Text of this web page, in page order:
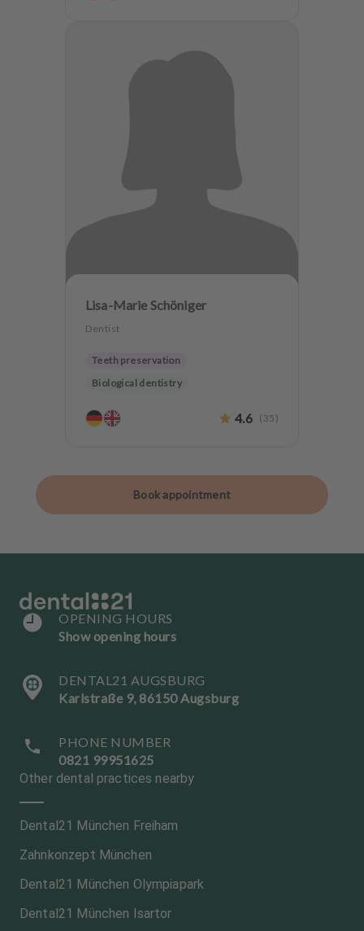
Lisa-Marie Schöniger
Dentist
Teeth preservation
Biological dentistry
4.6 ( 35 )
Book appointment
OPENING HOURS
Show opening hours
DENTAL21 AUGSBURG
Karlstraße 9, 86150 Augsburg
PHONE NUMBER
0821 99951625
Other dental practices nearby
Dental21 München Freiham
Zahnkonzept München
Dental21 München Olympiapark
Dental21 München Isartor